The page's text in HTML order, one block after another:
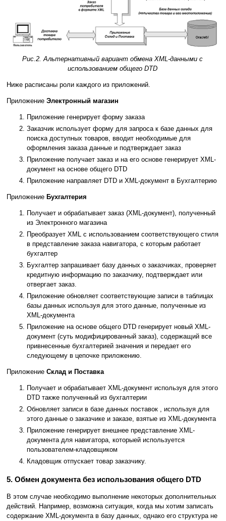
Рис.2. Альтернативный вариант обмена XML-данными с
использованием общего DTD
Ниже расписаны роли каждого из приложений.
Приложение Электронный магазин
Приложение генерирует форму заказа
Заказчик использует форму для запроса к базе данных для
поиска доступных товаров, вводит необходимые для
оформления заказа данные и подтверждает заказ
Приложение получает заказ и на его основе генерирует XML-
документ на основе общего DTD
Приложение направляет DTD и XML-документ в Бухгалтерию
Приложение Бухгалтерия
Получает и обрабатывает заказ (XML-документ), полученный
из Электронного магазина
Преобразует XML с использованием соответствующего стиля
в представление заказа навигатора, с которым работает
бухгалтер
Бухгалтер запрашивает базу данных о заказчиках, проверяет
кредитную информацию по заказчику, подтверждает или
отвергает заказ.
Приложение обновляет соответствующие записи в таблицах
базы данных используя для этого данные, полученные из
XML-документа
Приложение на основе общего DTD генерирует новый XML-
документ (суть модифицированный заказ), содержащий все
привнесенные бухгалтерией значения и передает его
следующему в цепочке приложению.
Приложение Склад и Поставка
Получает и обрабатывает XML-документ используя для этого
DTD также полученный из бухгалтерии
Обновляет записи в базе данных поставок , используя для
этого данные о заказчике и заказе, взятые из XML-документа
Приложение генерирует внешнее представление XML-
документа для навигатора, которыей используется
пользователем-кладовщиком
Кладовщик отпускает товар заказчику.
5. Обмен документа без использования общего DTD
В этом случае необходимо выполнение некоторых дополнительных
действий. Например, возможна ситуация, когда мы хотим записать
содержание XML-документа в базу данных, однако его структура не